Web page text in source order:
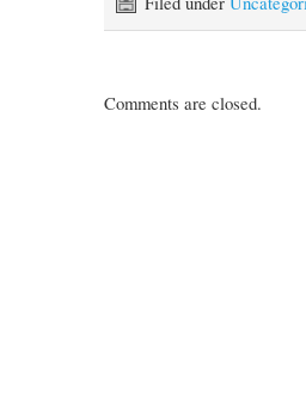
Comments are closed.